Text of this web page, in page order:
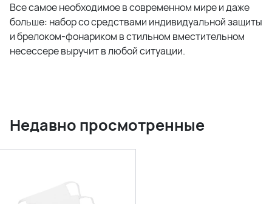
Все самое необходимое в современном мире и даже
больше: набор со средствами индивидуальной защиты
и брелоком-фонариком в стильном вместительном
несессере выручит в любой ситуации.
Недавно просмотренные